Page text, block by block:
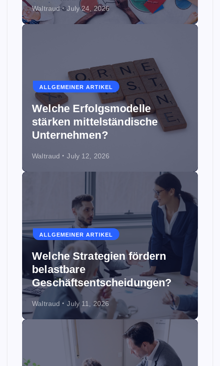
Waltraud July 24, 2026
ALLGEMEINER ARTIKEL
Welche Erfolgsmodelle
stärken mittelständische
Unternehmen?
Waltraud July 12, 2026
ALLGEMEINER ARTIKEL
Welche Strategien fördern
belastbare
Geschäftsentscheidungen?
Waltraud July 11, 2026